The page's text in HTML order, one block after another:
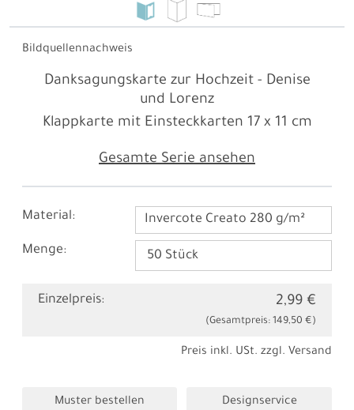
Bildquellennachweis
Danksagungskarte zur Hochzeit - Denise
und Lorenz
Gesamte Serie ansehen
Klappkarte mit Einsteckkarten 17 x 11 cm
Material: Invercote Creato 280 g/m²
Menge:
Einzelpreis: 2,99 €
(Gesamtpreis: 149,50 €)
Preis inkl. USt. zzgl. Versand
Muster bestellen Designservice